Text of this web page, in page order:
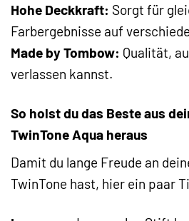
Hohe Deckkraft: Sorgt für
Farbergebnisse auf
Made by Tombow: Qualität,
verlassen kannst.
So holst du das Beste aus
TwinTone Aqua heraus
Damit du lange Freude an
TwinTone hast, hier ein paar